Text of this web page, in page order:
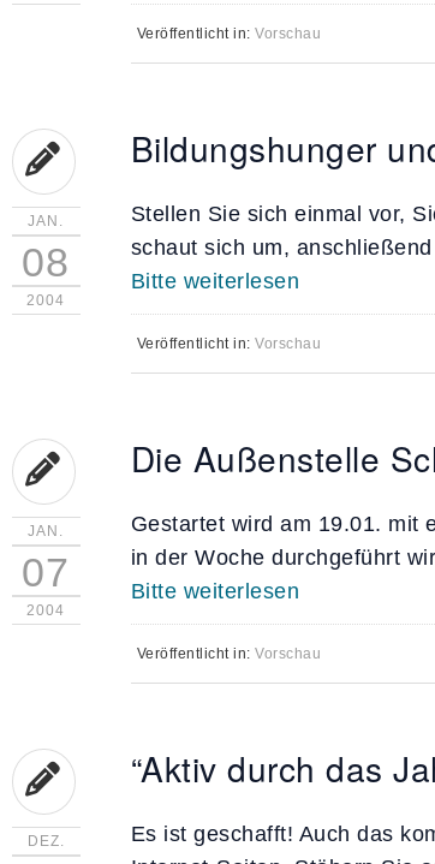
Veröffentlicht in:Vorschau
JAN.
08
2004
Bildungshunger
Stellen Sie sich einmal vor,
schaut sich um,
Bitte weiterlesen
Veröffentlicht in:Vorschau
JAN.
07
2004
Die Außenstelle
Gestartet wird am 19.01. mit
in der Woche durchgeführt
Bitte weiterlesen
Veröffentlicht in:Vorschau
DEZ.
“Aktiv durch das
Es ist geschafft! Auch das